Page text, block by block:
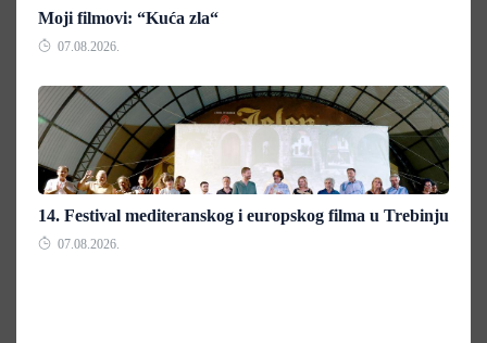
Moji filmovi: “Kuća zla“
07.08.2026.
14. Festival mediteranskog i europskog filma u Trebinju
07.08.2026.